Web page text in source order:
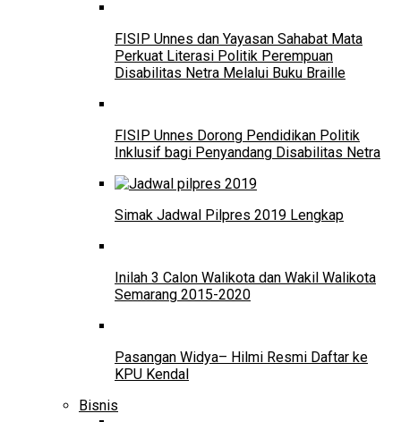
FISIP Unnes dan Yayasan Sahabat Mata
Perkuat Literasi Politik Perempuan
Disabilitas Netra Melalui Buku Braille
FISIP Unnes Dorong Pendidikan Politik
Inklusif bagi Penyandang Disabilitas Netra
Simak Jadwal Pilpres 2019 Lengkap
Inilah 3 Calon Walikota dan Wakil Walikota
Semarang 2015-2020
Pasangan Widya– Hilmi Resmi Daftar ke
KPU Kendal
Bisnis